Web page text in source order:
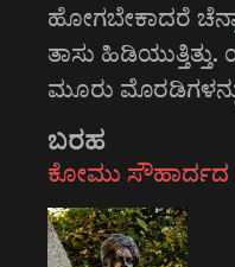
ಹೋಗಬೇಕಾದರೆ
ತಾಸು
ಮೂರು
ಬರಹ
ಕೋಮು ಸೌಹಾರ್ದದ